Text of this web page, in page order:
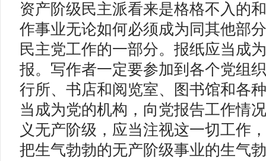
资产阶级民主派看来是格格不入的
作事业无论如何必须成为同其他部
民主党工作的一部分。报纸应当成
报。写作者一定要参加到各个党组
行所、书店和阅览室、图书馆和各
当成为党的机构，向党报告工作情
义无产阶级，应当注视这一切工作
把生气勃勃的无产阶级事业的生气